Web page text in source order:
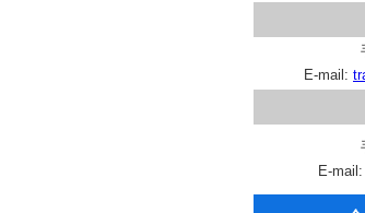
E-mail:
E-mail: